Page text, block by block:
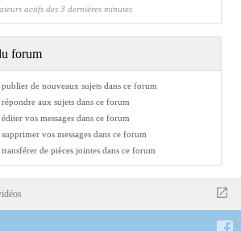
actifs des 3 dernières minutes
forum
publier de nouveaux sujets dans ce forum
répondre aux sujets dans ce forum
éditer vos messages dans ce forum
supprimer vos messages dans ce forum
transférer de pièces jointes dans ce forum